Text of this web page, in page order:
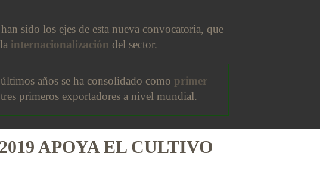
sido los ejes de esta nueva convocatoria, que
internacionalización del sector.
años se ha consolidado como primer
primeros exportadores a nivel mundial.
APOYA EL CULTIVO